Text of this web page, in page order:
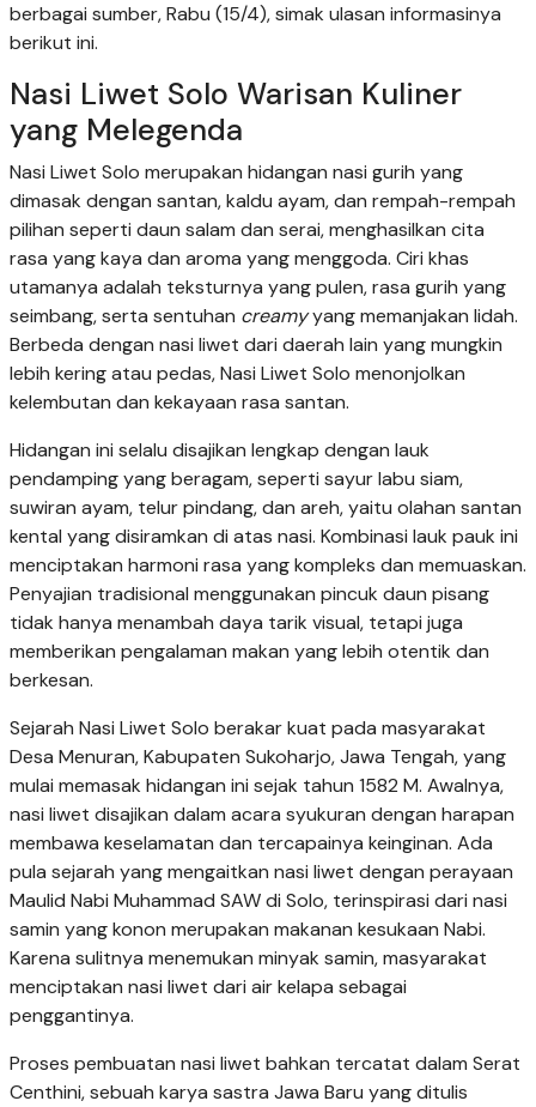
berbagai sumber, Rabu (15/4), simak ulasan informasinya
berikut ini.
Nasi Liwet Solo Warisan Kuliner
yang Melegenda
Nasi Liwet Solo merupakan hidangan nasi gurih yang
dimasak dengan santan, kaldu ayam, dan rempah-rempah
pilihan seperti daun salam dan serai, menghasilkan cita
rasa yang kaya dan aroma yang menggoda. Ciri khas
utamanya adalah teksturnya yang pulen, rasa gurih yang
seimbang, serta sentuhan creamyyang memanjakan lidah.
Berbeda dengan nasi liwet dari daerah lain yang mungkin
lebih kering atau pedas, Nasi Liwet Solo menonjolkan
kelembutan dan kekayaan rasa santan.
Hidangan ini selalu disajikan lengkap dengan lauk
pendamping yang beragam, seperti sayur labu siam,
suwiran ayam, telur pindang, dan areh, yaitu olahan santan
kental yang disiramkan di atas nasi. Kombinasi lauk pauk ini
menciptakan harmoni rasa yang kompleks dan memuaskan.
Penyajian tradisional menggunakan pincuk daun pisang
tidak hanya menambah daya tarik visual, tetapi juga
memberikan pengalaman makan yang lebih otentik dan
berkesan.
Sejarah Nasi Liwet Solo berakar kuat pada masyarakat
Desa Menuran, Kabupaten Sukoharjo, Jawa Tengah, yang
mulai memasak hidangan ini sejak tahun 1582 M. Awalnya,
nasi liwet disajikan dalam acara syukuran dengan harapan
membawa keselamatan dan tercapainya keinginan. Ada
pula sejarah yang mengaitkan nasi liwet dengan perayaan
Maulid Nabi Muhammad SAW di Solo, terinspirasi dari nasi
samin yang konon merupakan makanan kesukaan Nabi.
Karena sulitnya menemukan minyak samin, masyarakat
menciptakan nasi liwet dari air kelapa sebagai
penggantinya.
Proses pembuatan nasi liwet bahkan tercatat dalam Serat
Centhini, sebuah karya sastra Jawa Baru yang ditulis